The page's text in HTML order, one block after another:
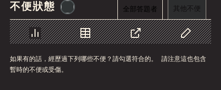
不便狀態 全部答題者 其他不便
圖表 資料 分享
自訂資料
如果有的話，經歷過下列哪些不便？請勾選符合的。 請注意這也包含
暫時的不便或受傷。